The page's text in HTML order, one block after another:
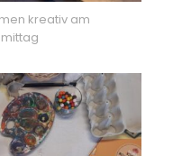
kreativ am